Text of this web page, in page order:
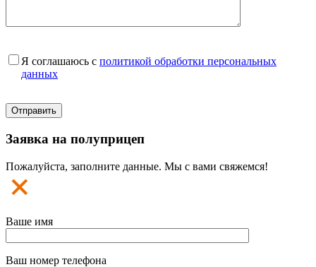
Я соглашаюсь с политикой обработки персональных
данных
Заявка на полуприцеп
Пожалуйста, заполните данные. Мы с вами свяжемся!
Ваше имя
Ваш номер телефона